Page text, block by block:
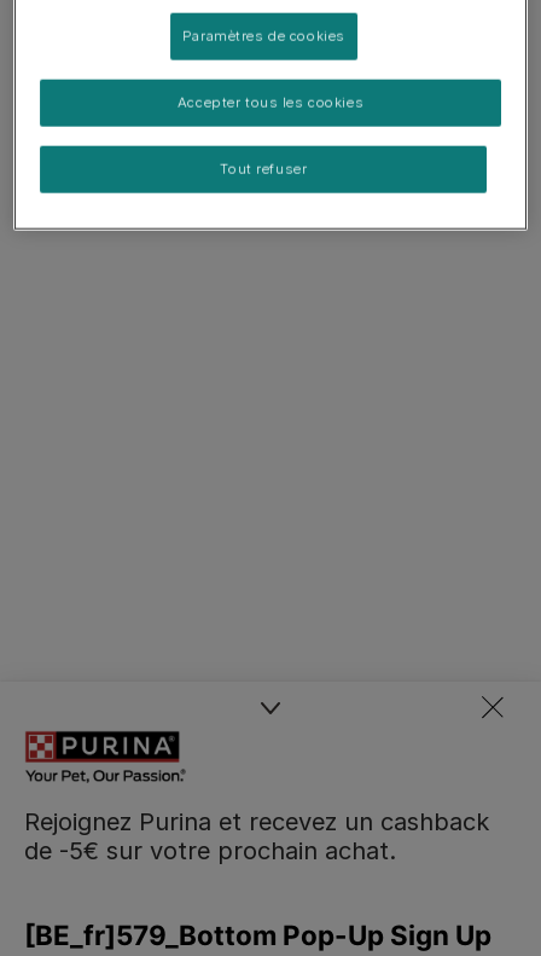
Rejoignez Purina et recevez un cashback
de -5€ sur votre prochain achat.
Paramètres de cookies
Tout refuser
Accepter tous les cookies